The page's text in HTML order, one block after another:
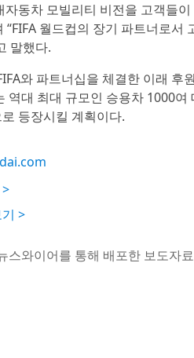
동차 모빌리티 비전을 고객들
“FIFA 월드컵의 장기 파트너로
말했다.
와 파트너십을 체결한 이래
역대 최대 규모인 승용차 1000
등장시킬 계획이다.
>
스와이어를 통해 배포한 보도자